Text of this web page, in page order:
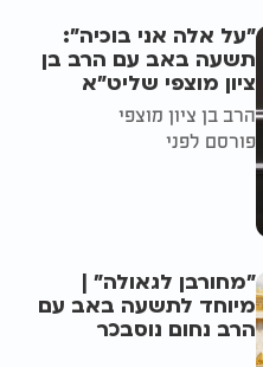
"על אלה אני בוכיה":
תשעה באב עם הרב בן
ציון מוצפי שליט"א
הרב בן ציון מוצפי
פורסם לפני
"מחורבן לגאולה" |
מיוחד לתשעה באב עם
הרב נחום נוסבכר